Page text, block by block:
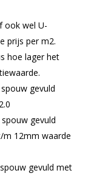
ook wel U-
prijs per m2.
hoe lager het
gevuld
gevuld
12mm waarde
gevuld met